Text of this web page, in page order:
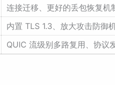
连接迁移、更好的丢包恢复机
内置 TLS 1.3、放大攻击防御
QUIC 流级别多路复用、协议